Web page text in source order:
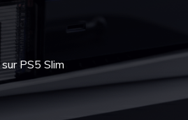
PS5 Slim